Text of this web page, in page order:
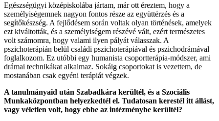
Egészségügyi középiskolába jártam, már ott éreztem, hogy a
személyiségemnek nagyon fontos része az együttérzés és a
segítőkészség. A fejlődésem során voltak olyan történések, amelyek
ezt kiváltották, és a személyiségem részévé vált, ezért természetes
volt számomra, hogy valami ilyen pályát válasszak. A
pszichoterápián belül családi pszichoterápiával és pszichodrámával
foglalkozom. Ez utóbbi egy humanista csoportterápia-módszer, ami
drámai technikákat alkalmaz. Sokáig csoportokat is vezettem, de
mostanában csak egyéni terápiát végzek.
A tanulmányaid után Szabadkára kerültél, és a Szociális
Munkaközpontban helyezkedtél el. Tudatosan kerestél itt állást,
vagy véletlen volt, hogy ebbe az intézménybe kerültél?